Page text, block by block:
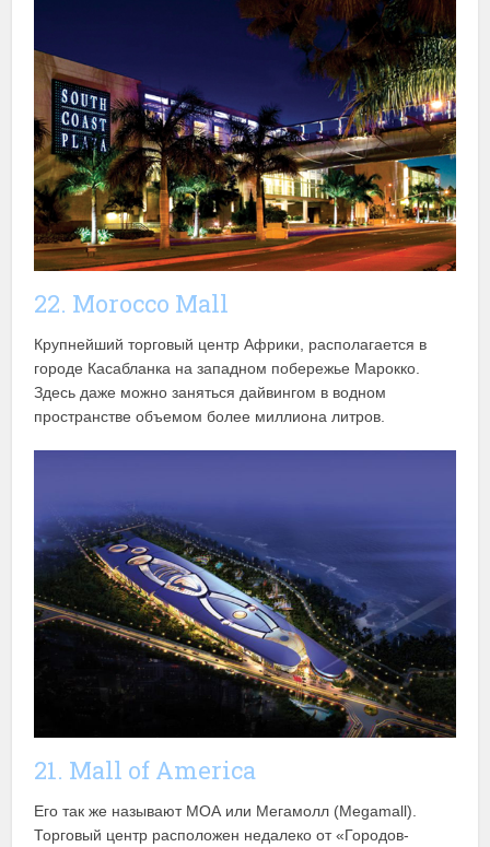
22. Morocco Mall
Крупнейший торговый центр Африки, располагается в
городе Касабланка на западном побережье Марокко.
Здесь даже можно заняться дайвингом в водном
пространстве объемом более миллиона литров.
21. Mall of America
Его так же называют МОА или Мегамолл (Megamall).
Торговый центр расположен недалеко от «Городов-